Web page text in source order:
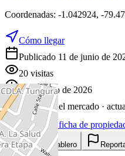
Coordenadas: -1.042924, -
Cómo llegar
Publicado 11 de junio de
20 visitas
11 de junio de 2026
56
días en el mercado ·
Descargar ficha de
Añadir a tablero